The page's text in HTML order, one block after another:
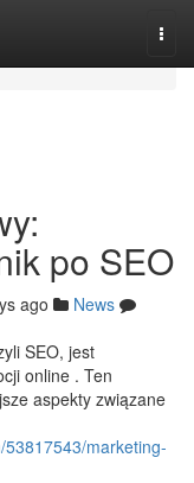
po SEO
ago
News
SEO, jest
online . Ten
aspekty związane
marketing-